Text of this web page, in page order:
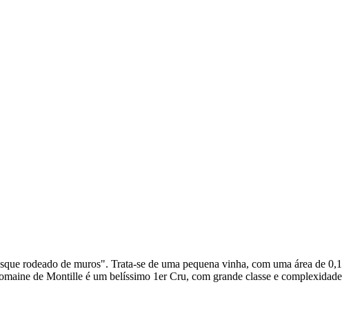
rodeado de muros". Trata-se de uma pequena vinha, com uma área de
de Montille é um belíssimo 1er Cru, com grande classe e